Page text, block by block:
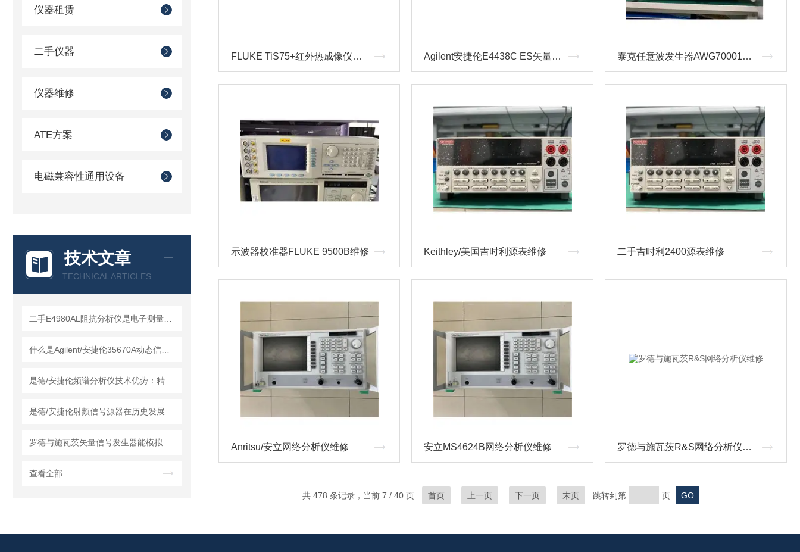
仪器租赁
二手仪器
仪器维修
ATE方案
电磁兼容性通用设备
技术文章
TECHNICAL ARTICLES
查看全部
FLUKE TiS75+红外热成像仪维修 Agilent安捷伦E4438C ES矢量信号发生器维修 泰克任意波发生器AWG70001A维修
示波器校准器FLUKE 9500B维修 Keithley/美国吉时利源表维修 二手吉时利2400源表维修
Anritsu/安立网络分析仪维修 安立MS4624B网络分析仪维修 罗德与施瓦茨R&S网络分析仪维修
共 478 条记录，当前 7 / 40 页 首页 上一页 下一页 末页 跳转到第 页